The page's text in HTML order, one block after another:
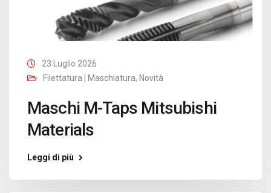
23 Luglio 2026
Filettatura | Maschiatura, Novità
Maschi M-Taps Mitsubishi
Materials
Leggi di più